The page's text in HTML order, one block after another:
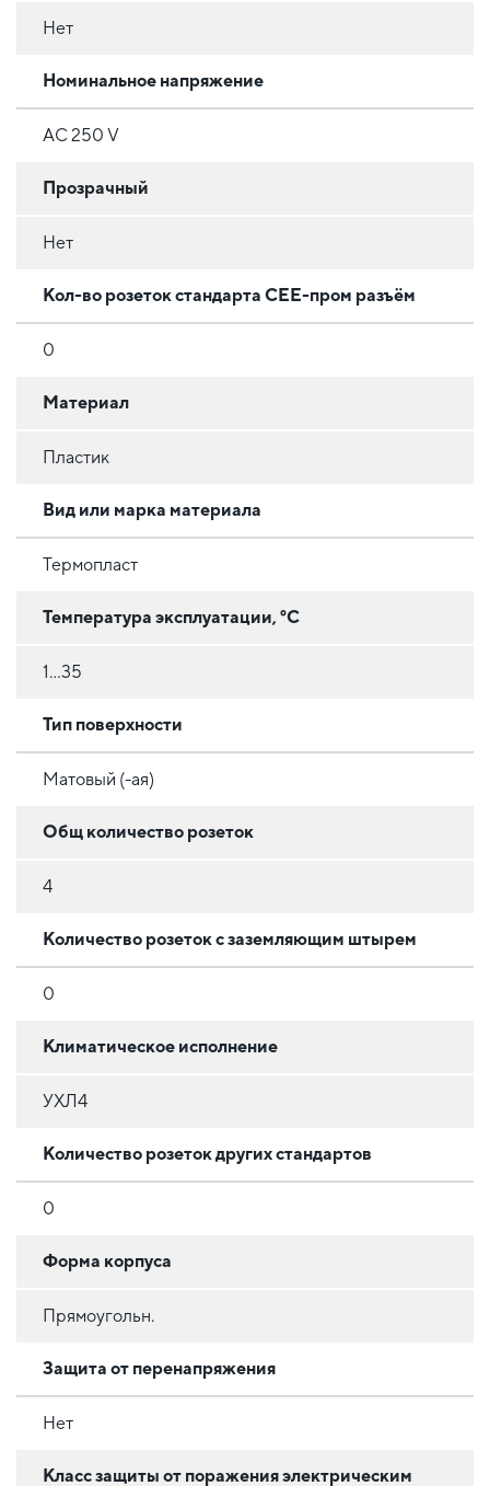
Нет
Номинальное напряжение
AC 250 V
Прозрачный
Нет
Кол-во розеток стандарта CEE-пром разъём
0
Материал
Пластик
Вид или марка материала
Термопласт
Температура эксплуатации, °C
1...35
Тип поверхности
Матовый (-ая)
Общ количество розеток
4
Количество розеток с заземляющим штырем
0
Климатическое исполнение
УХЛ4
Количество розеток других стандартов
0
Форма корпуса
Прямоугольн.
Защита от перенапряжения
Нет
Класс защиты от поражения электрическим